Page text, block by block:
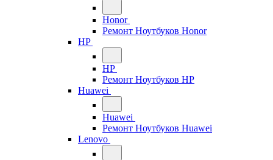
Honor
Ремонт Ноутбуков Honor
HP
HP
Ремонт Ноутбуков HP
Huawei
Huawei
Ремонт Ноутбуков Huawei
Lenovo